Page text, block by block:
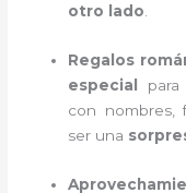
otro lado
Regalos
especial
para
con nombres,
ser una